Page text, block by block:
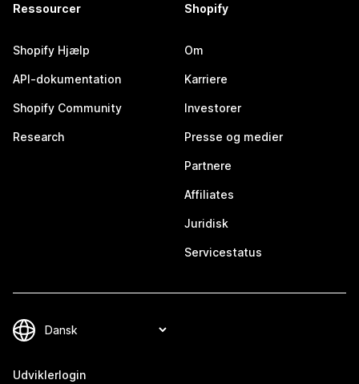
Ressourcer
Shopify Hjælp
API-dokumentation
Shopify Community
Research
Shopify
Om
Karriere
Investorer
Presse og medier
Partnere
Affiliates
Juridisk
Servicestatus
Udviklerlogin